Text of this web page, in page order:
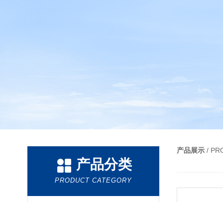
产品分类
PRODUCT CATEGORY
产品展示 /